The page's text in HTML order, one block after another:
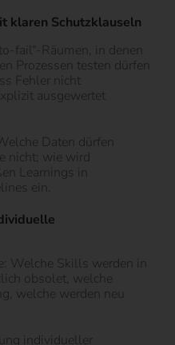
klaren Schutzklauseln
fail“-Räumen, in denen
Prozessen testen dürfen
Fehler nicht
ausgewertet
Daten dürfen
nicht; wie wird
Learnings in
ein.
Welche Skills werden in
obsolet, welche
welche werden neu
individueller